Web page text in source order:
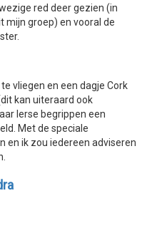
red deer gezien (in
mijn groep) en vooral de
vliegen en een dagje Cork
kan uiteraard ook
Ierse begrippen een
Met de speciale
en ik zou iedereen adviseren